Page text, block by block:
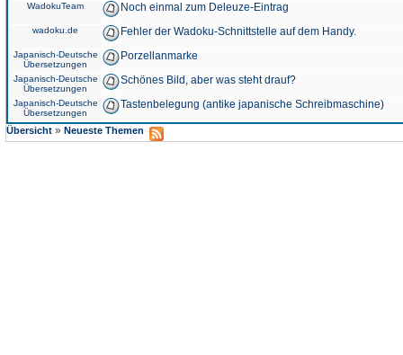
WadokuTeam Noch einmal zum Deleuze-Eintrag
wadoku.de Fehler der Wadoku-Schnittstelle auf dem Handy.
Japanisch-Deutsche
Übersetzungen
Porzellanmarke
Japanisch-Deutsche
Übersetzungen
Schönes Bild, aber was steht drauf?
Japanisch-Deutsche
Übersetzungen
Tastenbelegung (antike japanische Schreibmaschine)
Übersicht » Neueste Themen